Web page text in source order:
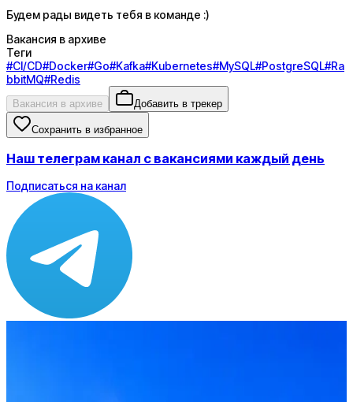
Будем рады видеть тебя в команде :)
Вакансия в архиве
Теги
#CI/CD#Docker#Go#Kafka#Kubernetes#MySQL#PostgreSQL#Ra
bbitMQ#Redis
Вакансия в архиве Добавить в трекер
Сохранить в избранное
Наш телеграм канал с вакансиями каждый день
Подписаться на канал